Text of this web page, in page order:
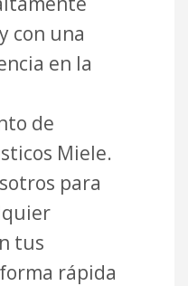
con una
en la
de
Miele.
para
tus
rápida